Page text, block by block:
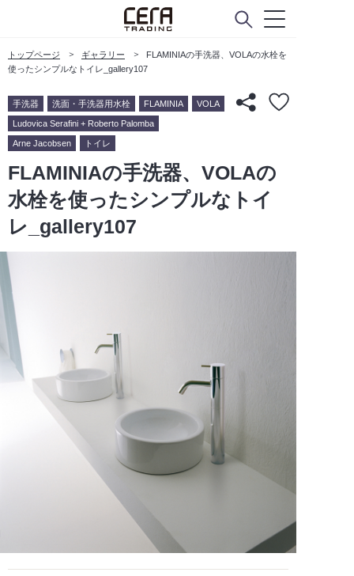
トップページ ギャラリー
FLAMINIAの手洗器、VOLAの水栓を
使ったシンプルなトイレ_gallery107
手洗器 洗面・手洗器用水栓 FLAMINIA VOLA
Ludovica Serafini + Roberto Palomba
Arne Jacobsen トイレ
FLAMINIAの手洗器、VOLAの
水栓を使ったシンプルなトイ
レ_gallery107